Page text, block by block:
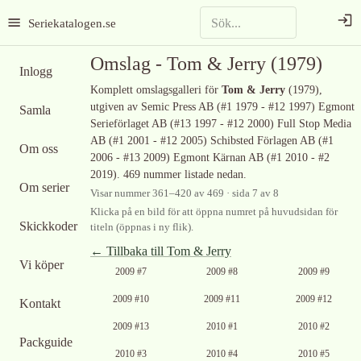
Seriekatalogen.se
Inlogg
Samla
Om oss
Om serier
Skickkoder
Vi köper
Kontakt
Packguide
Omslag - Tom & Jerry (1979)
Komplett omslagsgalleri för Tom & Jerry (1979),
utgiven av Semic Press AB (#1 1979 - #12 1997) Egmont
Serieförlaget AB (#13 1997 - #12 2000) Full Stop Media
AB (#1 2001 - #12 2005) Schibsted Förlagen AB (#1
2006 - #13 2009) Egmont Kärnan AB (#1 2010 - #2
2019). 469 nummer listade nedan.
Visar nummer361–420 av 469 · sida 7 av 8
Klicka på en bild för att öppna numret på huvudsidan för
titeln (öppnas i ny flik).
← Tillbaka till Tom & Jerry
Ingen bild
2009 #7
Ingen bild
2009 #8
Ingen bild
2009 #9
Ingen bild
2009 #10
Ingen bild
2009 #11
Ingen bild
2009 #12
Ingen bild
2009 #13
Ingen bild
2010 #1
Ingen bild
2010 #2
Ingen bild
2010 #3
Ingen bild
2010 #4
Ingen bild
2010 #5